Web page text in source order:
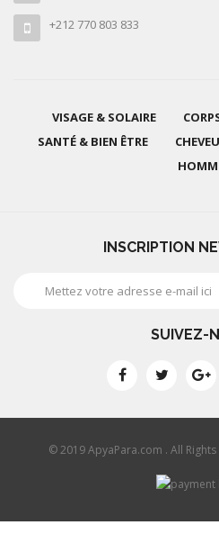
+212 770 803 833
VISAGE & SOLAIRE
SANTÉ & BIEN ÊTRE
INSCRIPTION
SUIVEZ-
© 2019 ApyaPara.com . All Rights